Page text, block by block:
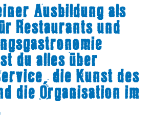
Ausbildung als
Restaurants und
du alles über
die Kunst des
die Organisation im